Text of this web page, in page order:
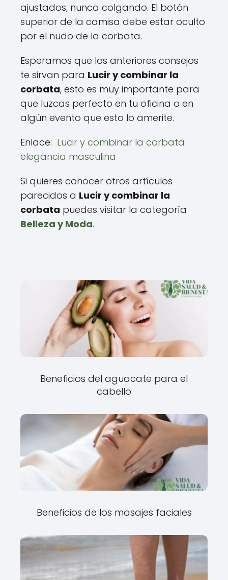
ajustados, nunca colgando. El botón
superior de la camisa debe estar oculto
por el nudo de la corbata.
Esperamos que los anteriores consejos
te sirvan para Lucir y combinar la
corbata, esto es muy importante para
que luzcas perfecto en tu oficina o en
algún evento que esto lo amerite.
Enlace: Lucir y combinar la corbata
elegancia masculina
Si quieres conocer otros artículos
parecidos a Lucir y combinar la
corbata puedes visitar la categoría
Belleza y Moda.
Beneficios del aguacate para el
cabello
Beneficios de los masajes faciales